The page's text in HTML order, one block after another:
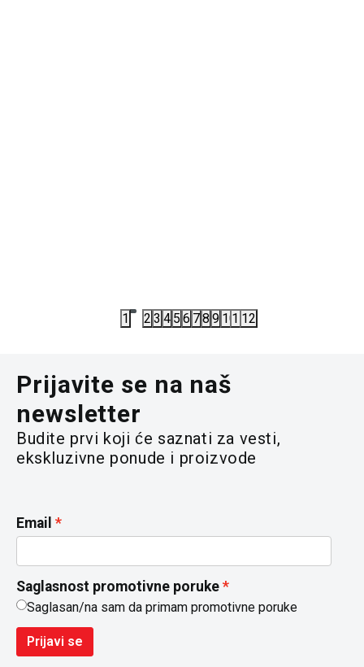
1 2 3 4 5 6 78 9 101112
Prijavite se na naš
newsletter
Budite prvi koji će saznati za vesti,
ekskluzivne ponude i proizvode
Email
Saglasnost promotivne poruke
Saglasan/na sam da primam promotivne poruke
Prijavi se